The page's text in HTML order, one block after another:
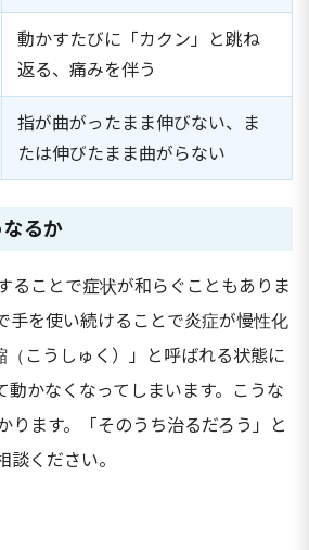
動かすたびに「カクン」と跳ね
返る、痛みを伴う
指が曲がったまま伸びない、ま
たは伸びたまま曲がらない
るか
ることで症状が和らぐこともありま
手を使い続けることで炎症が慢性化
こうしゅく）」と呼ばれる状態に
動かなくなってしまいます。こうな
ります。「そのうち治るだろう」と
ください。